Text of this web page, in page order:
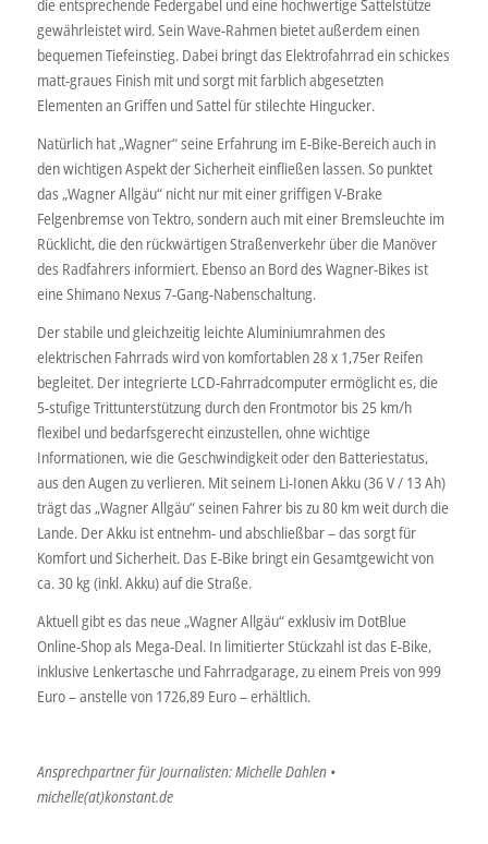
die entsprechende Federgabel und eine hochwertige Sattelstütze
gewährleistet wird. Sein Wave-Rahmen bietet außerdem einen
bequemen Tiefeinstieg. Dabei bringt das Elektrofahrrad ein schickes
matt-graues Finish mit und sorgt mit farblich abgesetzten
Elementen an Griffen und Sattel für stilechte Hingucker.
Natürlich hat „Wagner“ seine Erfahrung im E-Bike-Bereich auch in
den wichtigen Aspekt der Sicherheit einfließen lassen. So punktet
das „Wagner Allgäu“ nicht nur mit einer griffigen V-Brake
Felgenbremse von Tektro, sondern auch mit einer Bremsleuchte im
Rücklicht, die den rückwärtigen Straßenverkehr über die Manöver
des Radfahrers informiert. Ebenso an Bord des Wagner-Bikes ist
eine Shimano Nexus 7-Gang-Nabenschaltung.
Der stabile und gleichzeitig leichte Aluminiumrahmen des
elektrischen Fahrrads wird von komfortablen 28 x 1,75er Reifen
begleitet. Der integrierte LCD-Fahrradcomputer ermöglicht es, die
5-stufige Trittunterstützung durch den Frontmotor bis 25 km/h
flexibel und bedarfsgerecht einzustellen, ohne wichtige
Informationen, wie die Geschwindigkeit oder den Batteriestatus,
aus den Augen zu verlieren. Mit seinem Li-Ionen Akku (36 V / 13 Ah)
trägt das „Wagner Allgäu“ seinen Fahrer bis zu 80 km weit durch die
Lande. Der Akku ist entnehm- und abschließbar – das sorgt für
Komfort und Sicherheit. Das E-Bike bringt ein Gesamtgewicht von
ca. 30 kg (inkl. Akku) auf die Straße.
Aktuell gibt es das neue „Wagner Allgäu“ exklusiv im DotBlue
Online-Shop als Mega-Deal. In limitierter Stückzahl ist das E-Bike,
inklusive Lenkertasche und Fahrradgarage, zu einem Preis von 999
Euro – anstelle von 1726,89 Euro – erhältlich.
Ansprechpartner für Journalisten: Michelle Dahlen •
michelle(at)konstant.de